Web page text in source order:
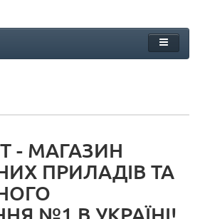
- МАГАЗИН
ПРИЛАДІВ ТА
№1 В УКРАЇНІ!